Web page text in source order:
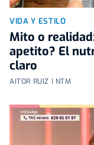
VIDA Y ESTILO
Mito o
apetito? El
claro
AITOR RUIZ | NTM